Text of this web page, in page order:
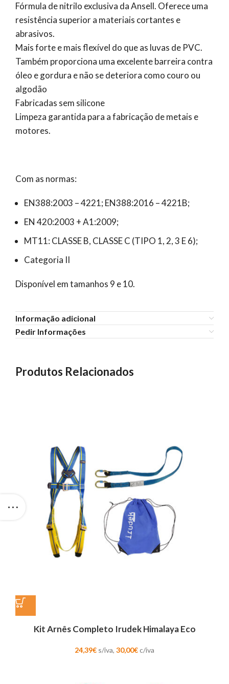
Fórmula de nitrilo exclusiva da Ansell. Oferece uma
resistência superior a materiais cortantes e
abrasivos.
Mais forte e mais flexível do que as luvas de PVC.
Também proporciona uma excelente barreira contra
óleo e gordura e não se deteriora como couro ou
algodão
Fabricadas sem silicone
Limpeza garantida para a fabricação de metais e
motores.
Com as normas:
EN388:2003 – 4221; EN388:2016 – 4221B;
EN 420:2003 + A1:2009;
MT11: CLASSE B, CLASSE C (TIPO 1, 2, 3 E 6);
Categoria II
Disponível em tamanhos 9 e 10.
Informação adicional
Pedir Informações
Produtos Relacionados
Kit Arnês Completo Irudek Himalaya Eco
24,39€ s/iva, 30,00€c/iva